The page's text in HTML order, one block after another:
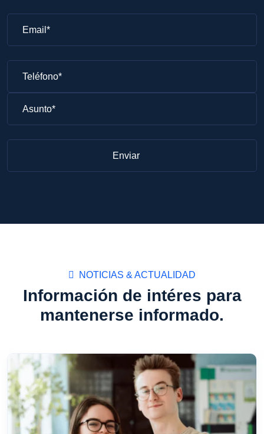
NOTICIAS & ACTUALIDAD
Información de intéres para
mantenerse informado.